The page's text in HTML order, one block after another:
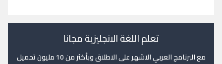
تعلم اللغة الانجليزية مجانا
مع البرنامج العربي الاشهر على الاطلاق وبأكثر من 10 مليون تحميل